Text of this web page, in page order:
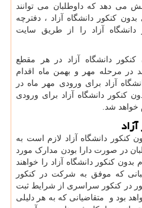
می دهد که داوطلبان می توانند
کنکور دانشگاه آزاد ، دفترچه
دانشگاه آزاد را از طریق سایت
کنکور دانشگاه آزاد در هر مقطع
در مرحله مهر و بهمن ماه اقدام
آزاد برای ورودی مهر ماه در
کنکور دانشگاه آزاد برای ورودی
خواهد شد
کنکور دانشگاه آزاد لازم است به
در صورت دارا بودن مدارک مورد
کنکور دانشگاه آزاد را خواهند
که موفق به شرکت در کنکور
در کنکور سراسری از شرایط ثبت
بود و متقاضیانی که به هر دلیلی